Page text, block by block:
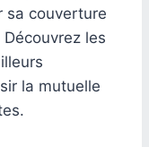
sa couverture
les
la mutuelle